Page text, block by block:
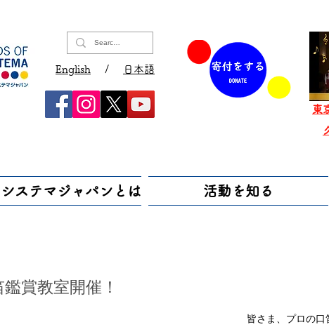
English / 日本語
東
ステマジャパンとは 活動を知る
鑑賞教室開催！
皆さま、プロの